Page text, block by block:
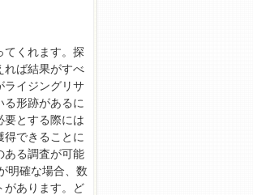
てくれます。探
れば結果がすべ
ライジングリサ
形跡があるに
要とする際には
得できることに
ある調査が可能
明確な場合、数
があります。ど